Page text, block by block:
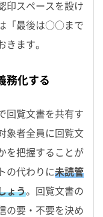
印スペースを設け
「最後は○○まで
ます。
務化する
回覧文書を共有す
象者全員に回覧文
を把握することが
の代わりに未読管
ょう。回覧文書の
の要・不要を決め